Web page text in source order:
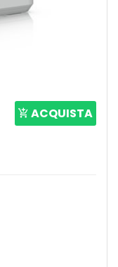
ACQUISTA